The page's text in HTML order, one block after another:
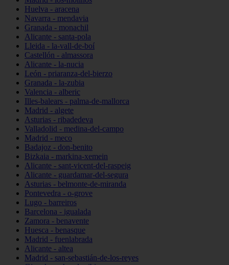
Huelva - aracena
Navarra - mendavia
Granada - monachil
Alicante - santa-pola
Lleida - la-vall-de-boí
Castellón - almassora
Alicante - la-nucia
León - priaranza-del-bierzo
Granada - la-zubia
Valencia - alberic
Illes-balears - palma-de-mallorca
Madrid - algete
Asturias - ribadedeva
Valladolid - medina-del-campo
Madrid - meco
Badajoz - don-benito
Bizkaia - markina-xemein
Alicante - sant-vicent-del-raspeig
Alicante - guardamar-del-segura
Asturias - belmonte-de-miranda
Pontevedra - o-grove
Lugo - barreiros
Barcelona - igualada
Zamora - benavente
Huesca - benasque
Madrid - fuenlabrada
Alicante - altea
Madrid - san-sebastián-de-los-reyes